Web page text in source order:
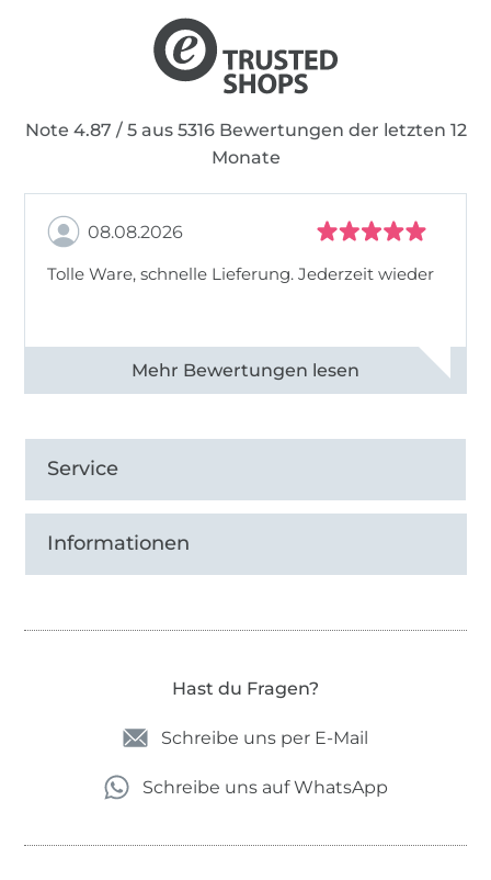
Note 4.87 / 5 aus 5316 Bewertungen der letzten 12
Monate
08.08.2026
Tolle Ware, schnelle Lieferung. Jederzeit wieder
Alle 83013 Bewertungen ansehen
Service
Informationen
Hast du Fragen?
Schreibe uns per E-Mail
Schreibe uns auf WhatsApp